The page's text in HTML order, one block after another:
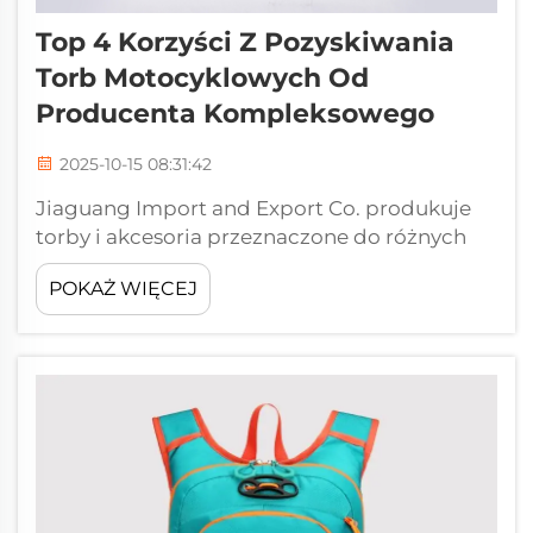
Top 4 Korzyści Z Pozyskiwania
Torb Motocyklowych Od
Producenta Kompleksowego
2025-10-15 08:31:42
Jiaguang Import and Export Co. produkuje
torby i akcesoria przeznaczone do różnych
czynności na otwartym powietrzu, opieki nad
zwierzętami domowymi, przyborów
szkolnych, sprzętu komputerowego itp.
wiarygodna marka oferująca klientom
produkty wysokiej jakości wo...
POKAŻ WIĘCEJ